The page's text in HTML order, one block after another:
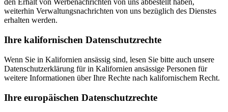
den Erhalt von Werbenachrichten von uns abbestellt haben,
weiterhin Verwaltungsnachrichten von uns bezüglich des Dienstes
erhalten werden.
Ihre kalifornischen Datenschutzrechte
Wenn Sie in Kalifornien ansässig sind, lesen Sie bitte auch unsere
Datenschutzerklärung für in Kalifornien ansässige Personen für
weitere Informationen über Ihre Rechte nach kalifornischem Recht.
Ihre europäischen Datenschutzrechte